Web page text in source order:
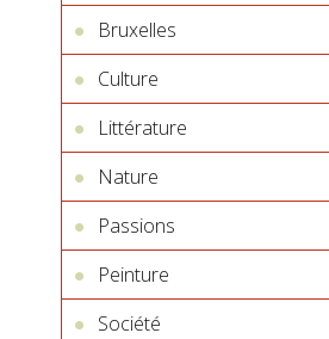
Bruxelles
Culture
Littérature
Nature
Passions
Peinture
Société